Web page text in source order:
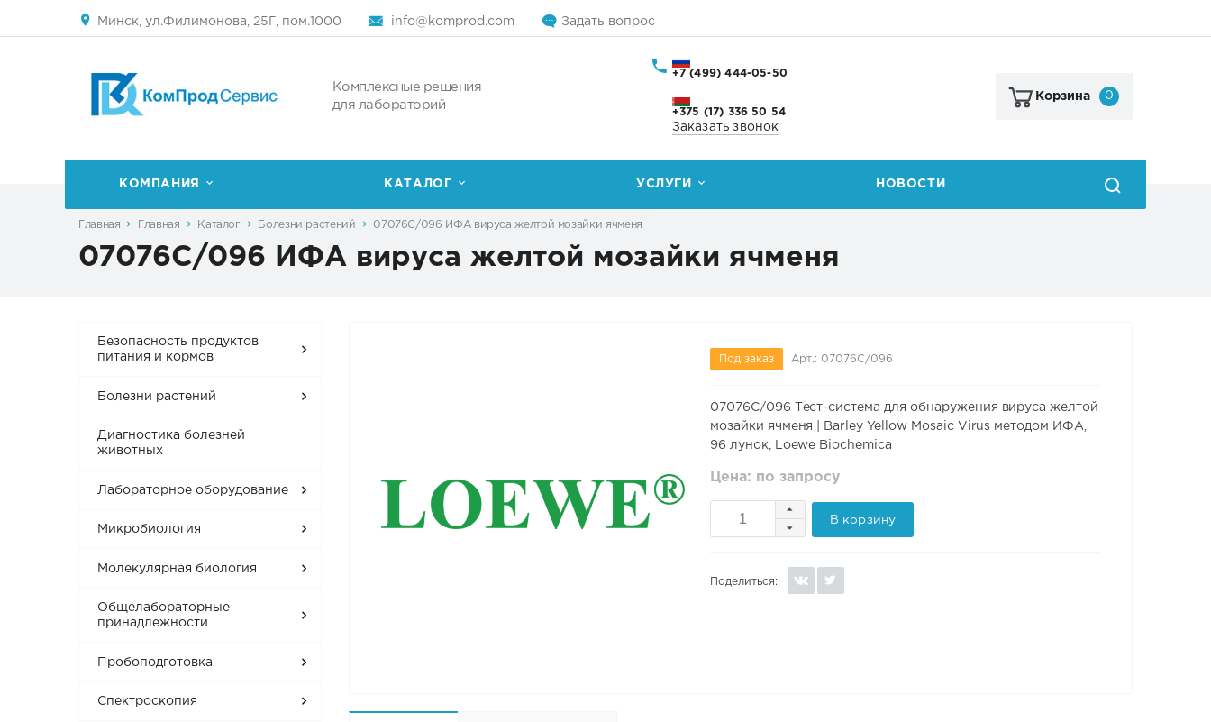
Минск, ул.Филимонова, 25Г, пом.1000 info@komprod.com Задать вопрос
Комплексные решения
для лабораторий
+7 (499) 444-05-50
+375 (17) 336 50 54
Заказать звонок
Корзина 0
КОМПАНИЯ КАТАЛОГ УСЛУГИ НОВОСТИ
Главная Главная Каталог Болезни растений 07076C/096 ИФА вируса желтой мозайки ячменя
07076C/096 ИФА вируса желтой мозайки ячменя
Безопасность продуктов
питания и кормов
Болезни растений
Диагностика болезней
животных
Лабораторное оборудование
Микробиология
Молекулярная биология
Общелабораторные
принадлежности
Пробоподготовка
Спектроскопия
Под заказ Арт.: 07076C/096
07076C/096 Тест-система для обнаружения вируса желтой
мозайки ячменя | Barley Yellow Mosaic Virus методом ИФА,
96 лунок, Loewe Biochemica
Цена: по запросу
В корзину
Поделиться: